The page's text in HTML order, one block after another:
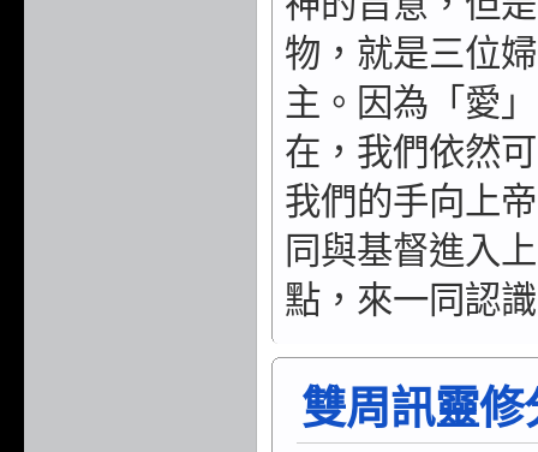
物，就是三位
主。因為「愛
在，我們依然
我們的手向上
同與基督進入
點，來一同認
雙周訊靈